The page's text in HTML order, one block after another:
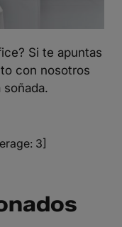
Si te apuntas
con nosotros
3]